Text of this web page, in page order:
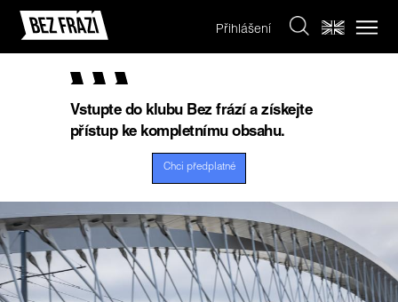
Přihlášení
Vstupte do klubu Bez frází a získejte
přístup ke kompletnímu obsahu.
Chci předplatné